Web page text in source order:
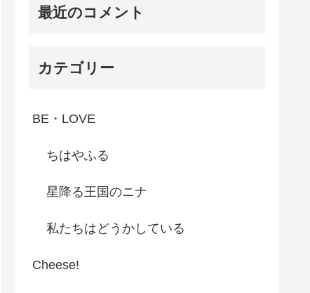
最近のコメント
カテゴリー
BE・LOVE
ちはやふる
星降る王国のニナ
私たちはどうかしている
Cheese!